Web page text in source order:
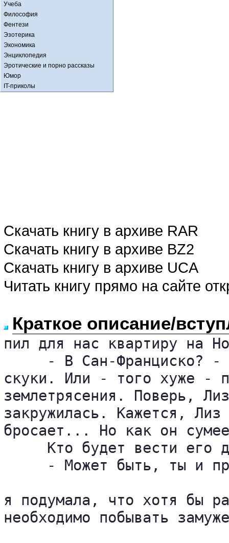
Учеба
Философия
Фентези
Эзотерика
Экономика
Энциклопедия
Эротические и порно рассказы
Юмор
IT-приколы
Скачать книгу в архиве RAR
Скачать книгу в архиве BZ2
Скачать книгу в архиве UCA
Читать книгу прямо на сайте
Краткое описание/
пил для нас квартиру на
- В Сан-Франциско?
скуки. Или - того хуже -
землетрясения. Поверь,
закружилась. Кажется,
бросает... Но как он
Кто будет вести его
- Может быть, ты и
я подумала, что хотя бы
необходимо побывать